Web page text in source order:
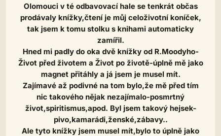
Olomouci v té odbavovací hale se tenkrát občas
prodávaly knížky,čtení je můj celoživotní koníček,
tak jsem k tomu stolku s knihami automaticky
zamířil.
Hned mi padly do oka dvě knížky od R.Moodyho-
Život před životem a Život po životě-úplně mě jako
magnet přitáhly a já jsem je musel mít.
Zajímavé až podivné na tom bylo,že mě před tím
nic takového nějak nezajímalo-posmrtný
život,spiritismus,apod. Byl jsem takový hejsek-
pivo,kamarádi,ženské,zábavy..
Ale tyto knížky jsem musel mít,bylo to úplně jako